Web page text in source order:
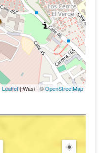
Leaflet| Wasi - ©OpenStreetMap